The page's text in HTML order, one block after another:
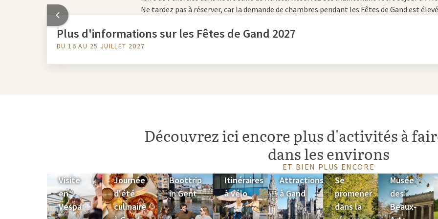
Ne tardez pas à réserver, car la demande de chambres pendant les Fêtes de Gand est
Plus d'informations sur les Fêtes de Gand 2027
DU 16 AU 25 JUILLET 2027
Découvrez ici encore plus d'activités à
dans les environs
ET BIEN PLUS ENCORE
Visite
en
Vespa
Journée
d'été
culinaire
Boottrip
in Gent
Itinéraires
à vélo
Attractions
à Gand
Se
promener
dans la
Musée
des
Beaux-